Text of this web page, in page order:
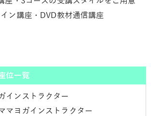
ン講座・DVD教材通信講座
位一覧
インストラクター
マヨガインストラクター